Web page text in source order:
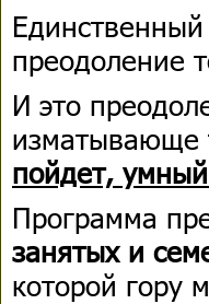
Единственный
преодоление
И это
изматывающе
пойдет,
Программа
занятых и
которой гору